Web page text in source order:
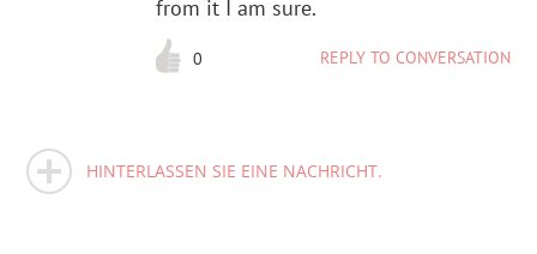
from it I am sure.
0 REPLY TO CONVERSATION
HINTERLASSEN SIE EINE NACHRICHT.